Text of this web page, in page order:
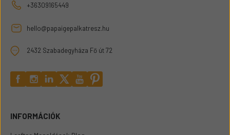
+36309165449
hello@papaigepalkatresz.hu
2432 Szabadegyháza Fő út 72
INFORMÁCIÓK